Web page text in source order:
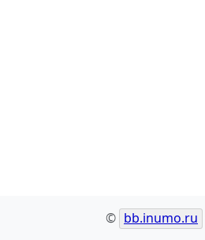
© bb.inumo.ru